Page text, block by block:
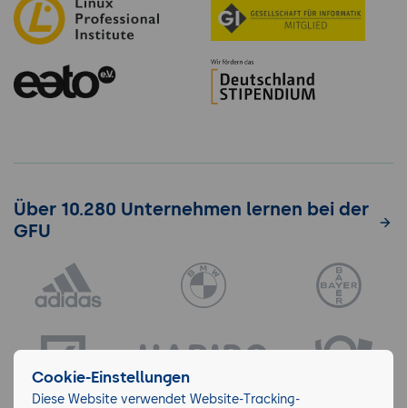
Über 10.280 Unternehmen lernen bei der
GFU
Cookie-Einstellungen
Diese Website verwendet Website-Tracking-